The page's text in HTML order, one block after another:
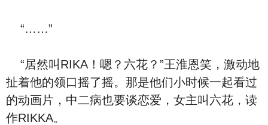
“……”
“居然叫RIKA！嗯？六花？”王淮恩笑，激动地
扯着他的领口摇了摇。那是他们小时候一起看过
的动画片，中二病也要谈恋爱，女主叫六花，读
作RIKKA。